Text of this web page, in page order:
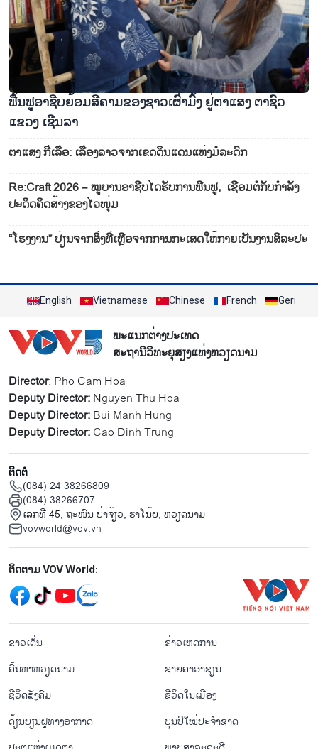
ຟື້​ນ​ຟູ​ອາ​ຊີບ​ຍ້ອມ​ສີ​ຄາມຂອງ​ຊາວ​ເຜົ່າ​ມົ້ງ​ ຢູ່​ຕາ​ແສງ ຕາ​ຊົວ
ແຂວງ ເຊີນ​ລາ
ຕາ​ແສງ ກີ່​ເລື່ອ: ເລື່ອງ​ລາວຈາກ​ເຂດ​ດິນແດນແຫ່ງ​ມໍ​ລະ​ດົກ
Re:Craft 2026 – ໝູ່​ບ້ານ​ອາ​ຊີບ​ໄດ້​ຮັບ​ການ​ຟື້ນ​ຟູ, ເຊື່ອມ​ຕໍ່​ກັບ​ກຳ​ລັງ​
ປະ​ດິດ​ຄິດ​ສ້າງ​ຂອງ​ໄວ​ໜຸ່ມ
“ໂຮງງານ” ປ່ຽນຈາກສິ່ງທີ່ເຫຼືອຈາກການກະເສດໃຫ້ກາຍເປັນງານສິລະປະ
English Vietnamese Chinese French German
ພະແນກຕ່າງປະເທດ
ສະຖານີວິທະຍຸສຽງແຫ່ງຫວຽດນາມ
Director: Pho Cam Hoa
Deputy Director:Nguyen Thu Hoa
Deputy Director:Bui Manh Hung
Deputy Director:Cao Dinh Trung
ຕິດຕໍ່
(084) 24 38266809
(084) 38266707
ເລກທີ 45, ຖະໜົນ ບ່າ​ຈ້ຽວ, ຮ່າ​ໂນ້ຍ, ຫວຽດນາມ
vovworld@vov.vn
Mạng xã hội
ຕິດຕາມ VOV World:
menu footer tiếng Lào
ຂ່າວເດັ່ນ
ຂ່າວເຫດການ
ຄົ້ນຫາຫວຽດນາມ
ຊາຍຄາອາຊຽນ
ຊີ​ວິດ​ສັງ​ຄົມ
ຊີ​ວິດ​ໃນ​ເມືອງ
ດ້ຽນບຽນ​ຝູທາງ​ອາກາດ
ບຸນປີໃໝ່ປະຈຳຊາດ